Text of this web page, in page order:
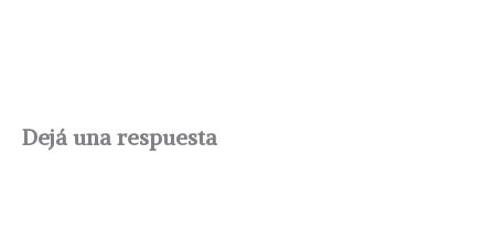
Dejá una respuesta